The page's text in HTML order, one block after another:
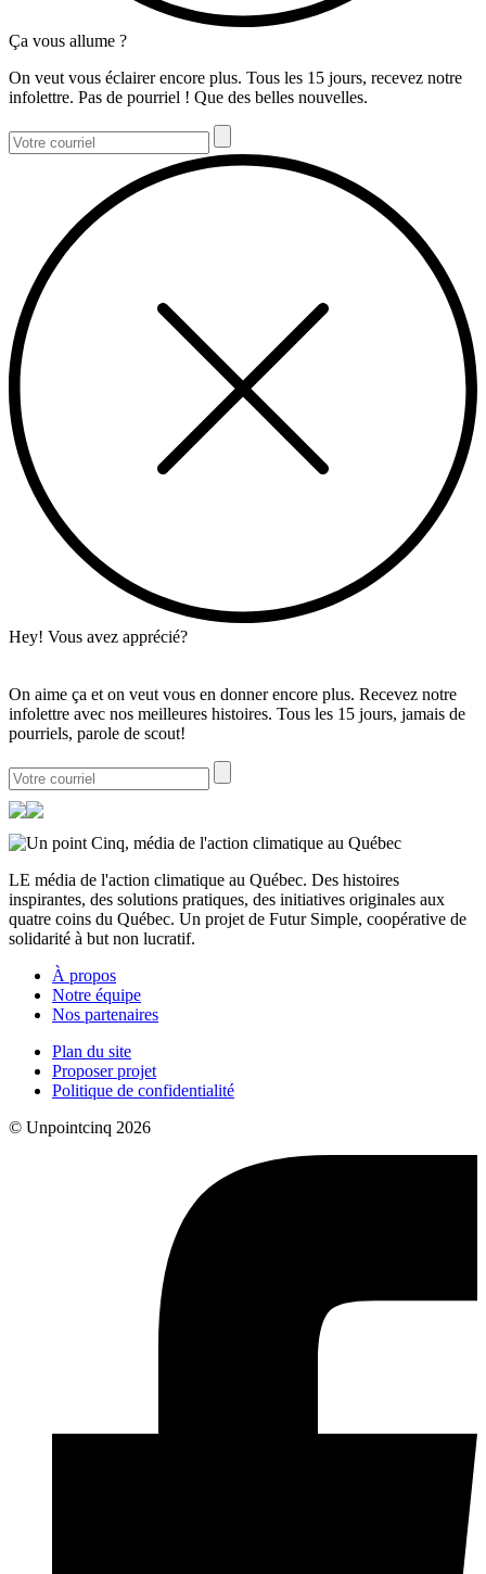
Ça vous allume ?
On veut vous éclairer encore plus. Tous les 15 jours, recevez notre
infolettre. Pas de pourriel ! Que des belles nouvelles.
Hey! Vous avez apprécié?
On aime ça et on veut vous en donner encore plus. Recevez notre
infolettre avec nos meilleures histoires. Tous les 15 jours, jamais de
pourriels, parole de scout!
LE média de l'action climatique au Québec. Des histoires
inspirantes, des solutions pratiques, des initiatives originales aux
quatre coins du Québec. Un projet de Futur Simple, coopérative de
solidarité à but non lucratif.
À propos
Notre équipe
Nos partenaires
Plan du site
Proposer projet
Politique de confidentialité
© Unpointcinq 2026